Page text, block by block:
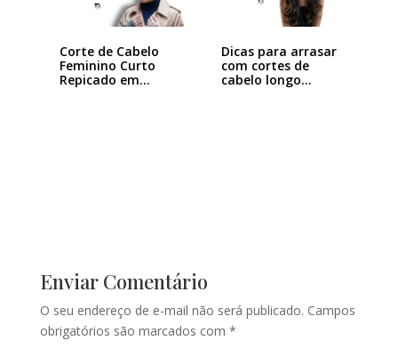
Corte de Cabelo
Feminino Curto
Repicado em
Dicas para arrasar
com cortes de
cabelo longo…
Enviar Comentário
O seu endereço de e-mail não será publicado. Campos
obrigatórios são marcados com *